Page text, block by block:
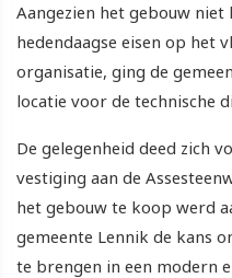
Aangezien het gebouw niet
hedendaagse eisen op het
organisatie, ging de
locatie voor de technische
De gelegenheid deed zich
vestiging aan de
het gebouw te koop werd
gemeente Lennik de kans
te brengen in een modern